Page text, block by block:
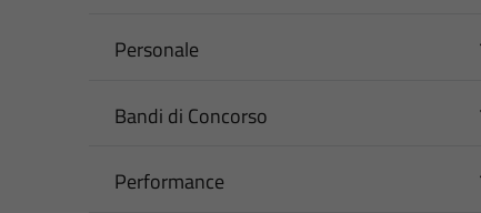
Personale
Bandi di Concorso
Performance